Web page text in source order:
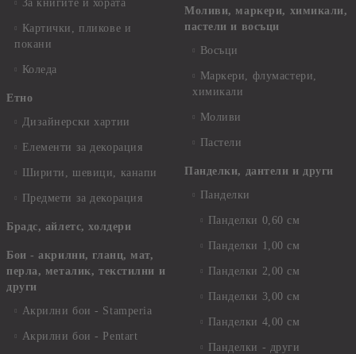
За книгите и хората
Картички, пликове и
покани
Коледа
Етно
Дизайнерски хартии
Елементи за декорация
Ширити, шевици, канапи
Предмети за декорация
Брадс, айлетс, холдери
Бои - акрилни, гланц, мат,
перла, металик, текстилни и
други
Акрилни бои - Stamperia
Акрилни бои - Pentart
Моливи, маркери, химикали,
пастели и восъци
Восъци
Маркери, флумастери,
химикали
Моливи
Пастели
Панделки, дантели и други
Панделки
Панделки 0,60 см
Панделки 1,00 см
Панделки 2,00 см
Панделки 3,00 см
Панделки 4,00 см
Панделки - други